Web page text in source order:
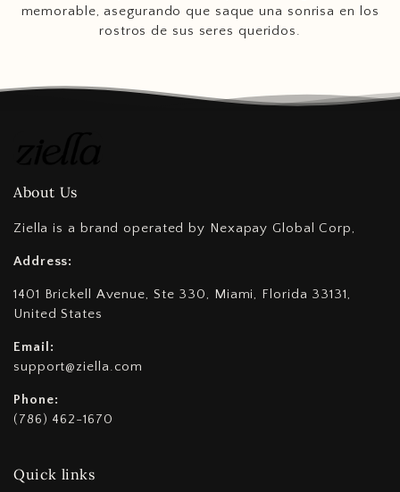
memorable, asegurando que saque una sonrisa en los
rostros de sus seres queridos.
About Us
Ziella is a brand operated by Nexapay Global Corp,
Address:
1401 Brickell Avenue, Ste 330, Miami, Florida 33131,
United States
Email:
support@ziella.com
Phone:
(786) 462-1670
Quick links